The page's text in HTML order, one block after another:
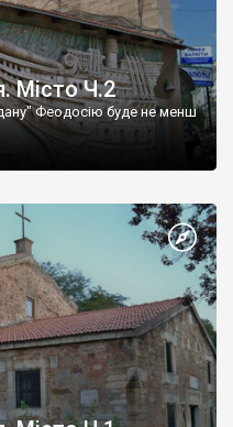
Місто Ч.2
Феодосію буде не менш